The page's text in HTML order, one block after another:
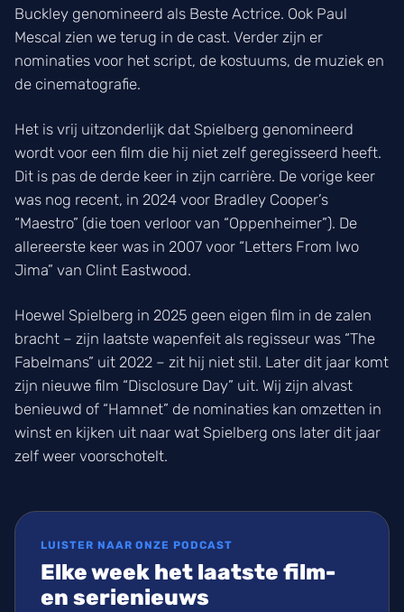
Buckley genomineerd als Beste Actrice. Ook Paul
Mescal zien we terug in de cast. Verder zijn er
nominaties voor het script, de kostuums, de muziek en
de cinematografie.
Het is vrij uitzonderlijk dat Spielberg genomineerd
wordt voor een film die hij niet zelf geregisseerd heeft.
Dit is pas de derde keer in zijn carrière. De vorige keer
was nog recent, in 2024 voor Bradley Cooper’s
“Maestro” (die toen verloor van “Oppenheimer”). De
allereerste keer was in 2007 voor “Letters From Iwo
Jima” van Clint Eastwood.
Hoewel Spielberg in 2025 geen eigen film in de zalen
bracht – zijn laatste wapenfeit als regisseur was “The
Fabelmans” uit 2022 – zit hij niet stil. Later dit jaar komt
zijn nieuwe film “Disclosure Day” uit. Wij zijn alvast
benieuwd of “Hamnet” de nominaties kan omzetten in
winst en kijken uit naar wat Spielberg ons later dit jaar
zelf weer voorschotelt.
LUISTER NAAR ONZE PODCAST
Elke week het laatste film-
en serienieuws